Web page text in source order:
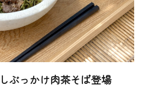
ぶっかけ肉茶そば登場